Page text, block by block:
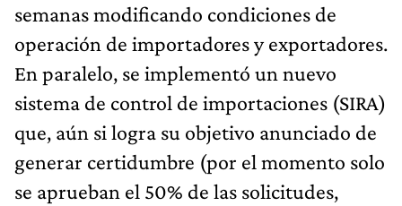
semanas modificando condiciones de
operación de importadores y exportadores.
En paralelo, se implementó un nuevo
sistema de control de importaciones (SIRA)
que, aún si logra su objetivo anunciado de
generar certidumbre (por el momento solo
se aprueban el 50% de las solicitudes,